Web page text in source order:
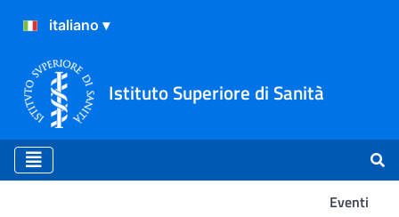
Istituto Superiore di Sanità
Eventi